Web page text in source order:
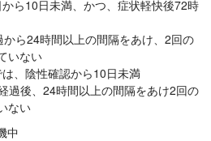
から10日未満、かつ、症状軽快後72時
から24時間以上の間隔をあけ、2回の
いない
は、陰性確認から10日未満
過後、24時間以上の間隔をあけ2回の
ない
中